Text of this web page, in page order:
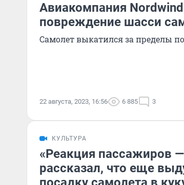
Авиакомпания
повреждение шасси
Самолет выкатился за пределы
22 августа, 2023, 16:56 6 885 3
КУЛЬТУРА
«Реакция пассажиров
рассказал, что еще